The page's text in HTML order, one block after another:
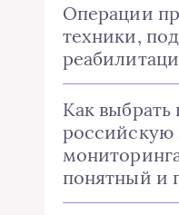
Операции
техники,
Как выбрать
российскую
понятный и